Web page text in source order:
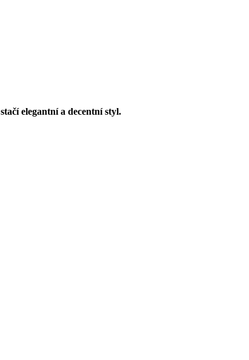
stačí elegantní a decentní styl.